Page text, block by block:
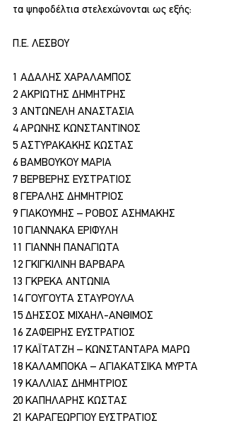
τα ψηφοδέλτια στελεχώνονται ως εξής:
Π.Ε. ΛΕΣΒΟΥ
1 ΑΔΑΛΗΣ ΧΑΡΑΛΑΜΠΟΣ
2 ΑΚΡΙΩΤΗΣ ΔΗΜΗΤΡΗΣ
3 ΑΝΤΩΝΕΛΗ ΑΝΑΣΤΑΣΙΑ
4 ΑΡΩΝΗΣ ΚΩΝΣΤΑΝΤΙΝΟΣ
5 ΑΣΤΥΡΑΚΑΚΗΣ ΚΩΣΤΑΣ
6 ΒΑΜΒΟΥΚΟΥ ΜΑΡΙΑ
7 ΒΕΡΒΕΡΗΣ ΕΥΣΤΡΑΤΙΟΣ
8 ΓΕΡΑΛΗΣ ΔΗΜΗΤΡΙΟΣ
9 ΓΙΑΚΟΥΜΗΣ – ΡΟΒΟΣ ΑΣΗΜΑΚΗΣ
10 ΓΙΑΝΝΑΚΑ ΕΡΙΦΥΛΗ
11 ΓΙΑΝΝΗ ΠΑΝΑΓΙΩΤΑ
12 ΓΚΙΓΚΙΛΙΝΗ ΒΑΡΒΑΡΑ
13 ΓΚΡΕΚΑ ΑΝΤΩΝΙΑ
14 ΓΟΥΓΟΥΤΑ ΣΤΑΥΡΟΥΛΑ
15 ΔΗΣΣΟΣ ΜΙΧΑΗΛ-ΑΝΘΙΜΟΣ
16 ΖΑΦΕΙΡΗΣ ΕΥΣΤΡΑΤΙΟΣ
17 ΚΑΪΤΑΤΖΗ – ΚΩΝΣΤΑΝΤΑΡΑ ΜΑΡΩ
18 ΚΑΛΑΜΠΟΚΑ – ΑΓΙΑΚΑΤΣΙΚΑ ΜΥΡΤΑ
19 ΚΑΛΛΙΑΣ ΔΗΜΗΤΡΙΟΣ
20 ΚΑΠΗΛΑΡΗΣ ΚΩΣΤΑΣ
21 ΚΑΡΑΓΕΩΡΓΙΟΥ ΕΥΣΤΡΑΤΙΟΣ